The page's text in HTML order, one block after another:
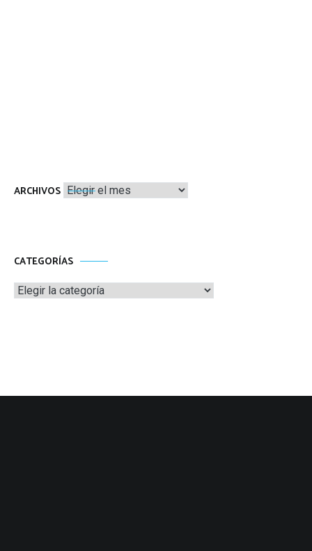
ARCHIVOS Archivos
CATEGORÍAS
Categorías